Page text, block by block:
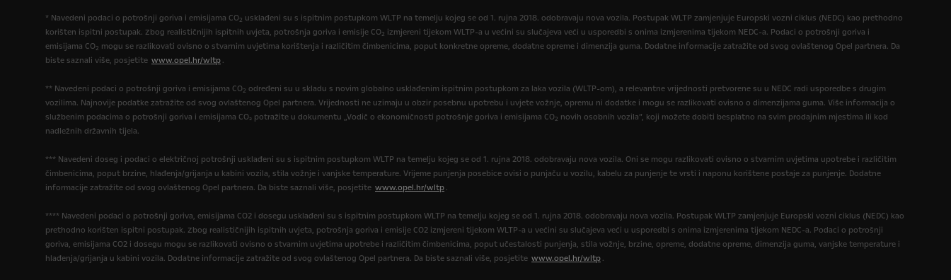
* Navedeni podaci o potrošnji goriva i emisijama CO2 usklađeni su s ispitnim postupkom WLTP na temelju kojeg se od 1. rujna 2018. odobravaju nova vozila. Postupak WLTP zamjenjuje Europski vozni ciklus (NEDC) kao prethodno
korišten ispitni postupak. Zbog realističnijih ispitnih uvjeta, potrošnja goriva i emisije CO2 izmjereni tijekom WLTP-a u većini su slučajeva veći u usporedbi s onima izmjerenima tijekom NEDC-a. Podaci o potrošnji goriva i
emisijama CO2 mogu se razlikovati ovisno o stvarnim uvjetima korištenja i različitim čimbenicima, poput konkretne opreme, dodatne opreme i dimenzija guma. Dodatne informacije zatražite od svog ovlaštenog Opel partnera. Da
biste saznali više, posjetite www.opel.hr/wltp .
** Navedeni podaci o potrošnji goriva i emisijama CO2 određeni su u skladu s novim globalno usklađenim ispitnim postupkom za laka vozila (WLTP-om), a relevantne vrijednosti pretvorene su u NEDC radi usporedbe s drugim
vozilima. Najnovije podatke zatražite od svog ovlaštenog Opel partnera. Vrijednosti ne uzimaju u obzir posebnu upotrebu i uvjete vožnje, opremu ni dodatke i mogu se razlikovati ovisno o dimenzijama guma. Više informacija o
službenim podacima o potrošnji goriva i emisijama CO₂ potražite u dokumentu „Vodič o ekonomičnosti potrošnje goriva i emisijama CO2 novih osobnih vozila”, koji možete dobiti besplatno na svim prodajnim mjestima ili kod
nadležnih državnih tijela.
*** Navedeni doseg i podaci o električnoj potrošnji usklađeni su s ispitnim postupkom WLTP na temelju kojeg se od 1. rujna 2018. odobravaju nova vozila. Oni se mogu razlikovati ovisno o stvarnim uvjetima upotrebe i različitim
čimbenicima, poput brzine, hlađenja/grijanja u kabini vozila, stila vožnje i vanjske temperature. Vrijeme punjenja posebice ovisi o punjaču u vozilu, kabelu za punjenje te vrsti i naponu korištene postaje za punjenje. Dodatne
informacije zatražite od svog ovlaštenog Opel partnera. Da biste saznali više, posjetite www.opel.hr/wltp .
**** Navedeni podaci o potrošnji goriva, emisijama CO2 i dosegu usklađeni su s ispitnim postupkom WLTP na temelju kojeg se od 1. rujna 2018. odobravaju nova vozila. Postupak WLTP zamjenjuje Europski vozni ciklus (NEDC) kao
prethodno korišten ispitni postupak. Zbog realističnijih ispitnih uvjeta, potrošnja goriva i emisije CO2 izmjereni tijekom WLTP-a u većini su slučajeva veći u usporedbi s onima izmjerenima tijekom NEDC-a. Podaci o potrošnji
goriva, emisijama CO2 i dosegu mogu se razlikovati ovisno o stvarnim uvjetima upotrebe i različitim čimbenicima, poput učestalosti punjenja, stila vožnje, brzine, opreme, dodatne opreme, dimenzija guma, vanjske temperature i
hlađenja/grijanja u kabini vozila. Dodatne informacije zatražite od svog ovlaštenog Opel partnera. Da biste saznali više, posjetite www.opel.hr/wltp .